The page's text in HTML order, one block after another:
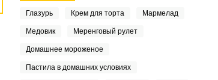
Глазурь Крем для торта Мармелад
Медовик Меренговый рулет
Домашнее мороженое
Пастила в домашних условиях